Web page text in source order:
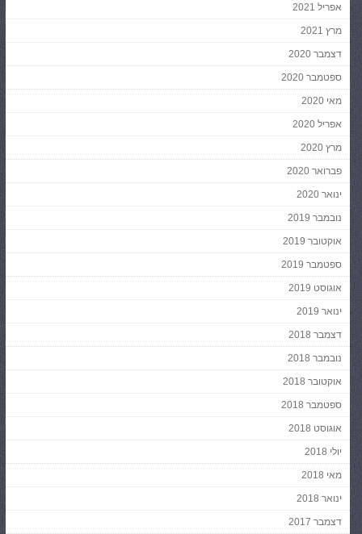
אפריל 2021
מרץ 2021
דצמבר 2020
ספטמבר 2020
מאי 2020
אפריל 2020
מרץ 2020
פברואר 2020
ינואר 2020
נובמבר 2019
אוקטובר 2019
ספטמבר 2019
אוגוסט 2019
ינואר 2019
דצמבר 2018
נובמבר 2018
אוקטובר 2018
ספטמבר 2018
אוגוסט 2018
יולי 2018
מאי 2018
ינואר 2018
דצמבר 2017